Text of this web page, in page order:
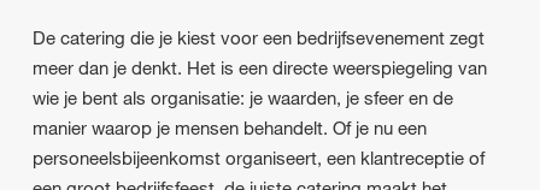
De catering die je kiest voor een bedrijfsevenement zegt
meer dan je denkt. Het is een directe weerspiegeling van
wie je bent als organisatie: je waarden, je sfeer en de
manier waarop je mensen behandelt. Of je nu een
personeelsbijeenkomst organiseert, een klantreceptie of